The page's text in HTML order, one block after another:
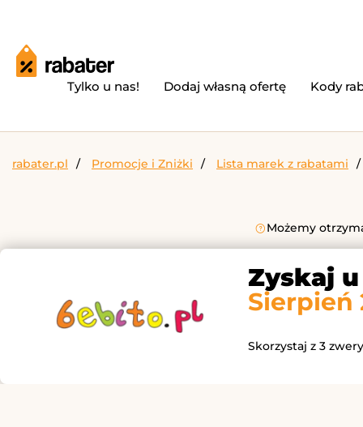
Tylko u nas! Dodaj własną ofertę Kody
rabater.pl Promocje i Zniżki Lista marek z rabatami
Możemy
Zyskaj
Sierpień
Skorzystaj z 3